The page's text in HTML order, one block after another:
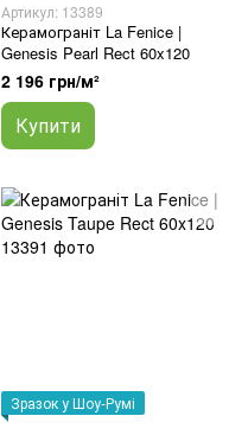
Артикул: 13389
Керамограніт La Fenice |
Genesis Pearl Rect 60x120
2 196 грн/м²
Купити
Зразок у Шоу-Румі